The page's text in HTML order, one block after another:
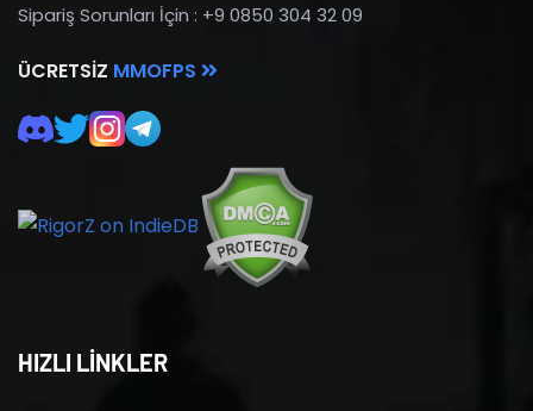
Sipariş Sorunları İçin : +9 0850 304 32 09
ÜCRETSIZ MMOFPS
HIZLI LİNKLER